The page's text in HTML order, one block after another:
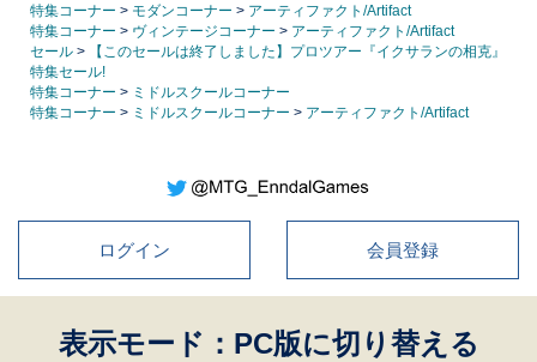
特集コーナー > モダンコーナー > アーティファクト/Artifact
特集コーナー > ヴィンテージコーナー > アーティファクト/Artifact
セール >
【このセールは終了しました】プロツアー『イクサランの相克』
特集セール!
特集コーナー > ミドルスクールコーナー
特集コーナー > ミドルスクールコーナー > アーティファクト/Artifact
ログイン 会員登録
表示モード：PC版に切り替える